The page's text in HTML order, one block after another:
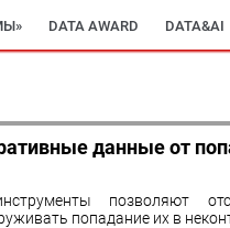
DATA AWARD DATA&AI
данные от
позволяют
попадание их в